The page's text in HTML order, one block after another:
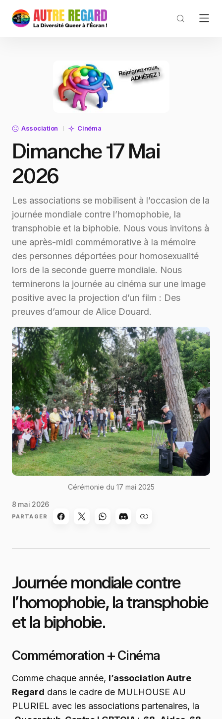
Association Cinéma
Dimanche 17 Mai
2026
Les associations se mobilisent à l’occasion de la
journée mondiale contre l’homophobie, la
transphobie et la biphobie. Nous vous invitons à
une après-midi commémorative à la mémoire
des personnes déportées pour homosexualité
lors de la seconde guerre mondiale. Nous
terminerons la journée au cinéma sur une image
positive avec la projection d’un film : Des
preuves d’amour de Alice Douard.
Cérémonie du 17 mai 2025
8 mai 2026
PARTAGER
Journée mondiale contre
l’homophobie, la transphobie
et la biphobie.
Commémoration + Cinéma
Comme chaque année, l’association Autre
Regard dans le cadre de MULHOUSE AU
PLURIEL avec les associations partenaires, la